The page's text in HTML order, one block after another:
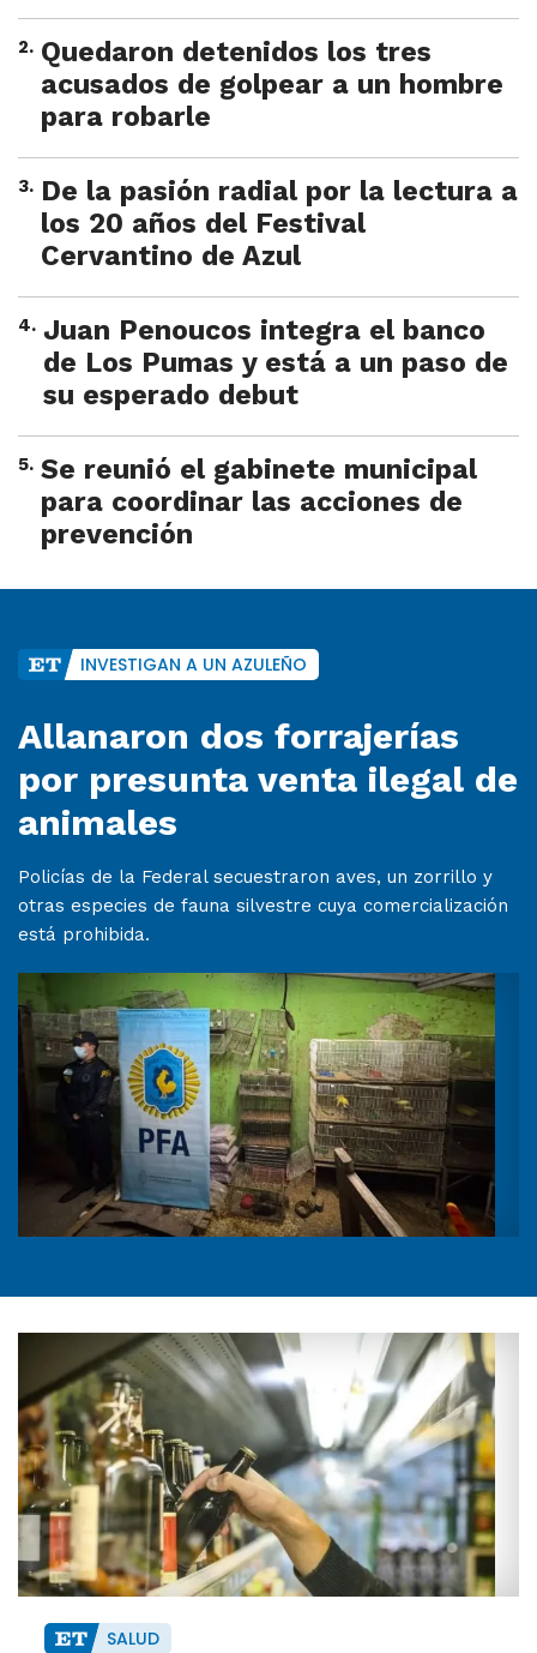
2. Quedaron detenidos los tres
acusados de golpear a un hombre
para robarle
3. De la pasión radial por la lectura a
los 20 años del Festival
Cervantino de Azul
4. Juan Penoucos integra el banco
de Los Pumas y está a un paso de
su esperado debut
5. Se reunió el gabinete municipal
para coordinar las acciones de
prevención
INVESTIGAN A UN AZULEÑO
Allanaron dos forrajerías
por presunta venta ilegal de
animales
Policías de la Federal secuestraron aves, un zorrillo y
otras especies de fauna silvestre cuya comercialización
está prohibida.
SALUD